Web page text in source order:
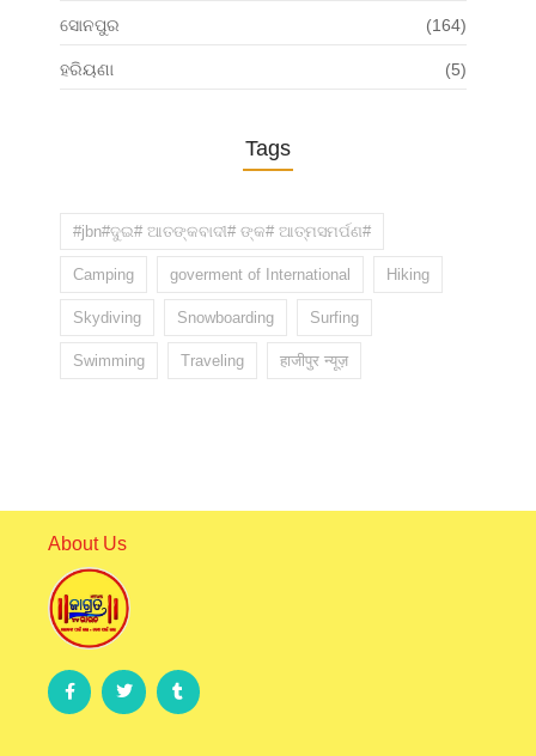
ସୋନପୁର (164)
ହରିୟଣା (5)
Tags
#jbn#ଦୁଇ# ଆତଙ୍କବାଦୀ# ଙ୍କ# ଆତ୍ମସମର୍ପଣ#
Camping goverment of International Hiking
Skydiving Snowboarding Surfing
Swimming Traveling हाजीपुर न्यूज़
About Us